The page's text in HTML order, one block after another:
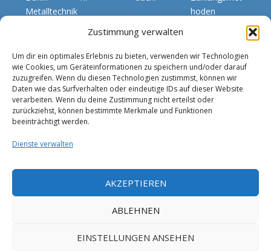
Zustimmung verwalten
Um dir ein optimales Erlebnis zu bieten, verwenden wir Technologien
wie Cookies, um Geräteinformationen zu speichern und/oder darauf
zuzugreifen. Wenn du diesen Technologien zustimmst, können wir
Daten wie das Surfverhalten oder eindeutige IDs auf dieser Website
verarbeiten. Wenn du deine Zustimmung nicht erteilst oder
zurückziehst, können bestimmte Merkmale und Funktionen
beeinträchtigt werden.
Dienste verwalten
AKZEPTIEREN
ABLEHNEN
EINSTELLUNGEN ANSEHEN
Metalltechnik
Werner-Voß-
Damm 58
12101 Berlin-
Tempelhof
TEL: +49 (0)
Fax: +49 (0)
Mo-Do. 8:00 -
17:00 Uhr
Fr. 7:00 -
14:00 Uhr
Verkauf: Mo-
Do. 8:00 -
e: Mo-Do.
Uhr
berlin.de
Rotec Blog
rotec-
lichtkuppeln.d
e
hoden